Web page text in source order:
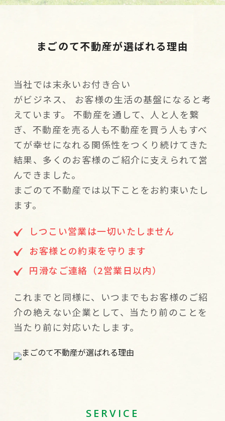
まごのて不動産が選ばれる理由
当社では末永いお付き合い
がビジネス、 お客様の生活の基盤になると考
えています。 不動産を通して、人と人を繋
ぎ、不動産を売る人も不動産を買う人もすべ
てが幸せになれる関係性をつくり続けてきた
結果、多くのお客様のご紹介に支えられて営
んできました。
まごのて不動産では以下ことをお約束いたし
ます。
しつこい営業は一切いたしません
お客様との約束を守ります
円滑なご連絡（2営業日以内）
これまでと同様に、いつまでもお客様のご紹
介の絶えない企業として、当たり前のことを
当たり前に対応いたします。
SERVICE